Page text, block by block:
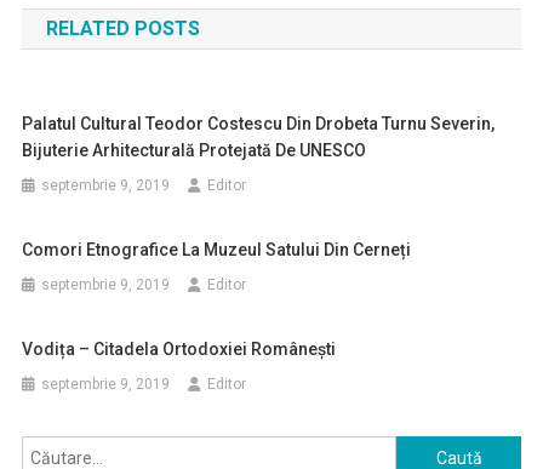
articole
RELATED POSTS
Palatul Cultural Teodor Costescu Din Drobeta Turnu Severin,
Bijuterie Arhitecturală Protejată De UNESCO
septembrie 9, 2019 Editor
Comori Etnografice La Muzeul Satului Din Cerneți
septembrie 9, 2019 Editor
Vodița – Citadela Ortodoxiei Românești
septembrie 9, 2019 Editor
Caută